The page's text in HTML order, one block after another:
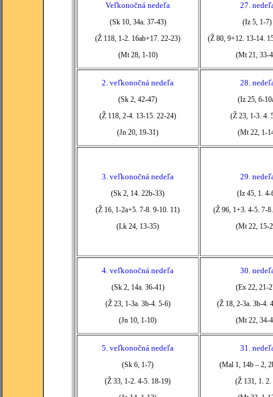
Veľkonočná nedeľa
(Sk 10, 34a. 37-43)
(Ž 118, 1-2. 16ab+17. 22-23)
(Mt 28, 1-10)
27.
(Iz 5, 1-7)
(Ž 80, 9+12. 13-14.
(Mt 21, 33-
2. veľkonočná nedeľa
(Sk 2, 42-47)
(Ž 118, 2-4. 13-15. 22-24)
(Jn 20, 19-31)
28.
(Iz 25, 6-
(Ž 23, 1-3. 4.
(Mt 22, 1-
3. veľkonočná nedeľa
(Sk 2, 14. 22b-33)
(Ž 16, 1-2a+5. 7-8. 9-10. 11)
(Lk 24, 13-35)
29.
(Iz 45, 1. 4-
(Ž 96, 1+3. 4-5. 7-
(Mt 22, 15-
4. veľkonočná nedeľa
(Sk 2, 14a. 36-41)
(Ž 23, 1-3a. 3b-4. 5-6)
(Jn 10, 1-10)
30.
(Ex 22, 21-
(Ž 18, 2-3a. 3b-4.
(Mt 22, 34-
5. veľkonočná nedeľa
(Sk 6, 1-7)
(Ž 33, 1-2. 4-5. 18-19)
31.
(Mal 1, 14b – 2,
(Ž 131, 1. 2.